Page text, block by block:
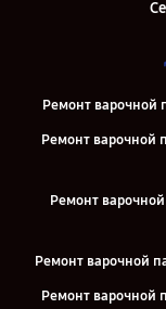
Ремонт варочной
Ремонт варочной
Ремонт
Ремонт варочной
Ремонт варочной